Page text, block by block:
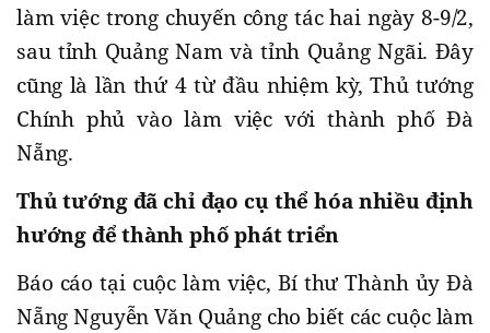
làm việc trong chuyến công tác hai ngày 8-9/2,
sau tỉnh Quảng Nam và tỉnh Quảng Ngãi. Đây
cũng là lần thứ 4 từ đầu nhiệm kỳ, Thủ tướng
Chính phủ vào làm việc với thành phố Đà
Nẵng.
Thủ tướng đã chỉ đạo cụ thể hóa nhiều định
hướng để thành phố phát triển
Báo cáo tại cuộc làm việc, Bí thư Thành ủy Đà
Nẵng Nguyễn Văn Quảng cho biết các cuộc làm